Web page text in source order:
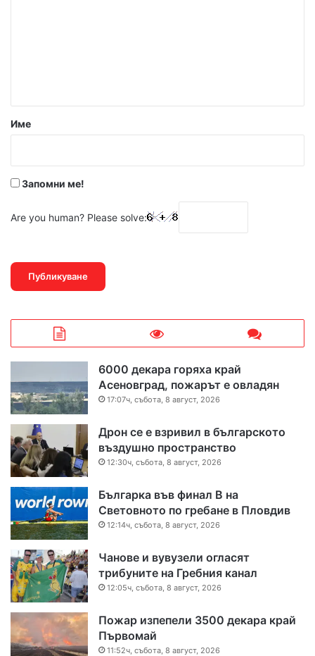
р
Име
Запомни ме!
Are you human? Please solve:
6000 декара горяха край
Асеновград, пожарът е овладян
17:07ч, събота, 8 август, 2026
Дрон се е взривил в българското
въздушно пространство
12:30ч, събота, 8 август, 2026
Българка във финал B на
Световното по гребане в Пловдив
12:14ч, събота, 8 август, 2026
Чанове и вувузели огласят
трибуните на Гребния канал
12:05ч, събота, 8 август, 2026
Пожар изпепели 3500 декара край
Първомай
11:52ч, събота, 8 август, 2026